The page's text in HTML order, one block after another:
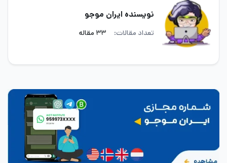
نویسنده ایران موجو
تعداد مقالات: ۳۳ مقاله